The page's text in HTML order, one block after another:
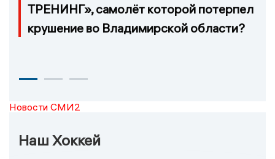
ТРЕНИНГ», самолёт которой потерпел
крушение во Владимирской области?
Новости СМИ2
Наш Хоккей